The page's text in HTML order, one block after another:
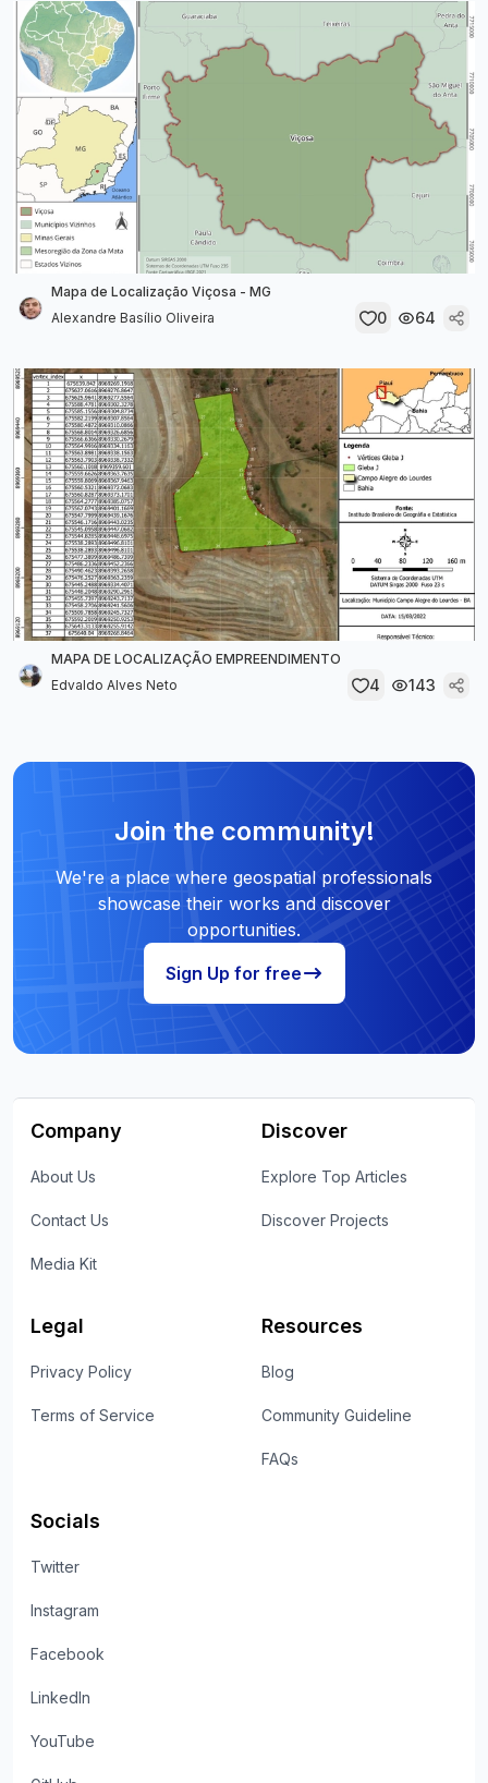
Mapa de Localização Viçosa - MG
Alexandre Basílio Oliveira
0 64
MAPA DE LOCALIZAÇÃO EMPREENDIMENTO
Edvaldo Alves Neto
4 143
Join the community!
We're a place where geospatial professionals
showcase their works and discover
opportunities.
Sign Up for free
Company
About Us
Contact Us
Media Kit
Discover
Explore Top Articles
Discover Projects
Legal
Privacy Policy
Terms of Service
Resources
Blog
Community Guideline
FAQs
Socials
Twitter
Instagram
Facebook
LinkedIn
YouTube